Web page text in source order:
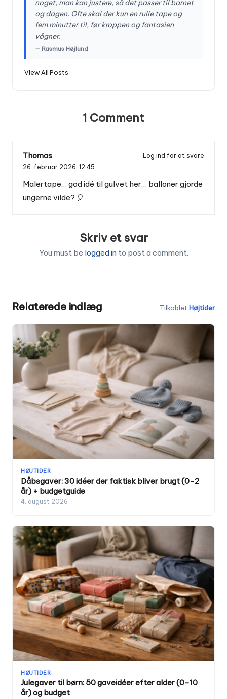
noget, man kan justere, så det passer til barnet
og dagen. Ofte skal der kun en rulle tape og
fem minutter til, før kroppen og fantasien
vågner.
— Rasmus Højlund
View All Posts
1 Comment
Thomas
Log ind for at svare
26. februar 2026, 12:45
Malertape… god idé til gulvet her… balloner gjorde
ungerne vilde? 🎈
Skriv et svar
You must be logged into post a comment.
Relaterede indlæg Tilkoblet Højtider
HØJTIDER
Dåbsgaver: 30 idéer der faktisk bliver brugt (0-2
år) + budgetguide
4. august 2026
HØJTIDER
Julegaver til børn: 50 gaveidéer efter alder (0-10
år) og budget